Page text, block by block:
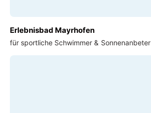
Erlebnisbad Mayrhofen
für sportliche Schwimmer & Sonnenanbeter